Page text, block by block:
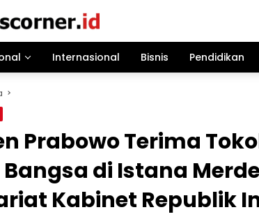
Internasional Bisnis Pendidikan
Prabowo Terima
di Istana
Kabinet Republik